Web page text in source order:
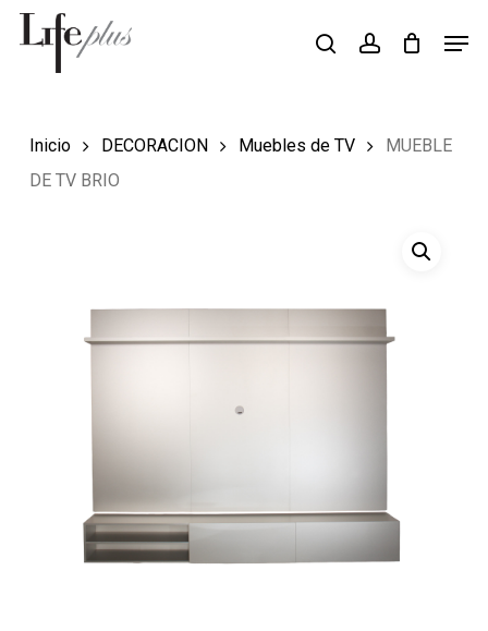
Skip
Búsqueda
productos
searchaccount
Inicio DECORACION Muebles de TV
MUEBLE
DE TV BRIO